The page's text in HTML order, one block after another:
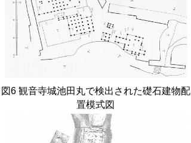
図6 観音寺城池田丸で検出された礎石建物配
置模式図